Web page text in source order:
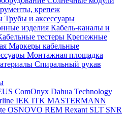
крепеж
Трубы и аксессуары
изделия Кабель-каналы и
тестеры Крепежные
Маркеры кабельные
Монтажная площадка
Спиральный рукав
ComOnyx Dahua Technology
IEK ITK MASTERMANN
OSNOVO REM Rexant SLT SNR